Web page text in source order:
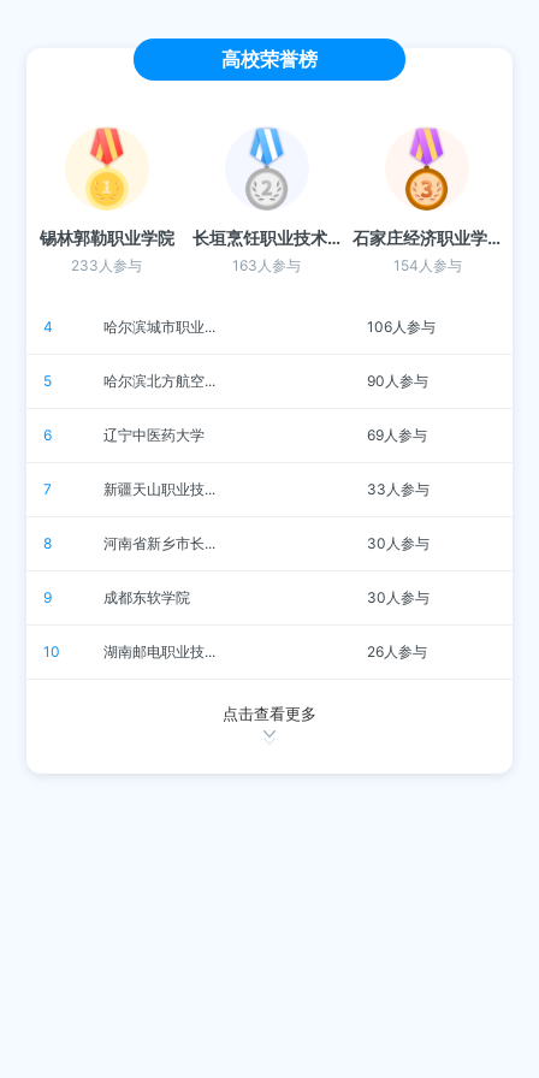
高校荣誉榜
锡林郭勒职业学院
233人参与
长垣烹饪职业技术学院
163人参与
石家庄经济职业学院
154人参与
4 哈尔滨城市职业... 106人参与
5 哈尔滨北方航空... 90人参与
6 辽宁中医药大学 69人参与
7 新疆天山职业技... 33人参与
8 河南省新乡市长... 30人参与
9 成都东软学院 30人参与
10 湖南邮电职业技... 26人参与
点击查看更多